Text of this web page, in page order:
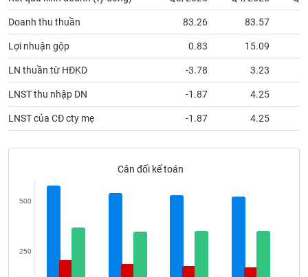
Doanh thu thuần 83.26 83.57
Lợi nhuận gộp 0.83 15.09
LN thuần từ HĐKD -3.78 3.23
LNST thu nhập DN -1.87 4.25
LNST của CĐ cty mẹ -1.87 4.25
Cân đối kế toán
250
500
phân
tích
(-)
Thuật
ngữ
(-)
vụ
Đào